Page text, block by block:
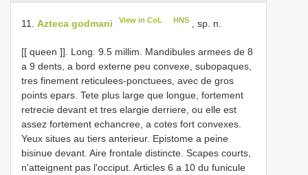
11. Azteca godmani View in CoL HNS, sp. n.
[[ queen ]]. Long. 9.5 millim. Mandibules armees de 8
a 9 dents, a bord externe peu convexe, subopaques,
tres finement reticulees-ponctuees, avec de gros
points epars. Tete plus large que longue, fortement
retrecie devant et tres elargie derriere, ou elle est
assez fortement echancree, a cotes fort convexes.
Yeux situes au tiers anterieur. Epistome a peine
bisinue devant. Aire frontale distincte. Scapes courts,
n'atteignent pas l'occiput. Articles 6 a 10 du funicule